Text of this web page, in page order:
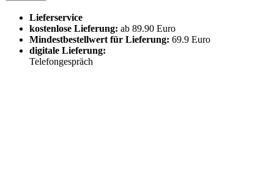
Lieferservice
kostenlose Lieferung: ab 89.90 Euro
Mindestbestellwert für Lieferung: 69.9 Euro
digitale Lieferung:
Telefongespräch